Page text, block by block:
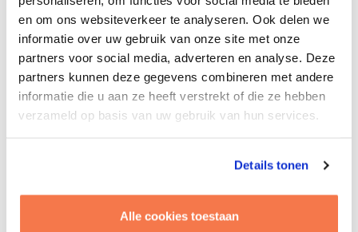
en om ons websiteverkeer te analyseren. Ook delen we
informatie over uw gebruik van onze site met onze
partners voor social media, adverteren en analyse. Deze
partners kunnen deze gegevens combineren met andere
informatie die u aan ze heeft verstrekt of die ze hebben
verzameld op basis van uw gebruik van hun services.
Details tonen
Alle cookies toestaan
perceel in Leidschendam als doel. Brink
begeleidt het ontwikkeltraject namens de klant.
Zo weet deze in ieder geval dat zijn belangen
goed worden behartigd. Van begin tot eind doen
we dit. All the way. We selecteren de architect
bijvoorbeeld. We zetten onze tanden in het
woningbouwplan voor de optimale variant,
omgeving om draagvlak te creëren voor de
want niet alleen begrijpen we het gehele